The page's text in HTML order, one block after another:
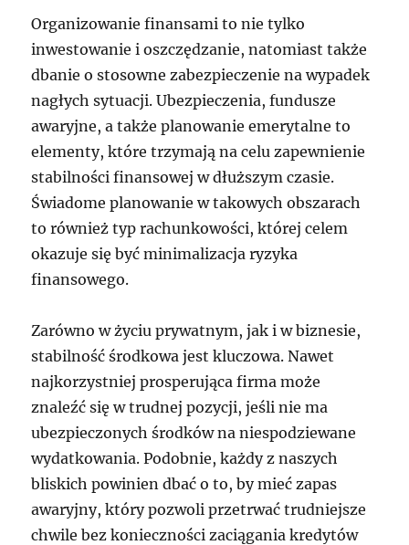
Organizowanie finansami to nie tylko
inwestowanie i oszczędzanie, natomiast także
dbanie o stosowne zabezpieczenie na wypadek
nagłych sytuacji. Ubezpieczenia, fundusze
awaryjne, a także planowanie emerytalne to
elementy, które trzymają na celu zapewnienie
stabilności finansowej w dłuższym czasie.
Świadome planowanie w takowych obszarach
to również typ rachunkowości, której celem
okazuje się być minimalizacja ryzyka
finansowego.
Zarówno w życiu prywatnym, jak i w biznesie,
stabilność środkowa jest kluczowa. Nawet
najkorzystniej prosperująca firma może
znaleźć się w trudnej pozycji, jeśli nie ma
ubezpieczonych środków na niespodziewane
wydatkowania. Podobnie, każdy z naszych
bliskich powinien dbać o to, by mieć zapas
awaryjny, który pozwoli przetrwać trudniejsze
chwile bez konieczności zaciągania kredytów